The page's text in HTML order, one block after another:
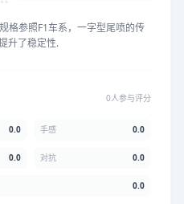
格参照F1车系，一字型尾喷的传
升了稳定性.
0人参与评分
0.0 手感 0.0
0.0 对抗 0.0
0.0
5.0分
★ ★